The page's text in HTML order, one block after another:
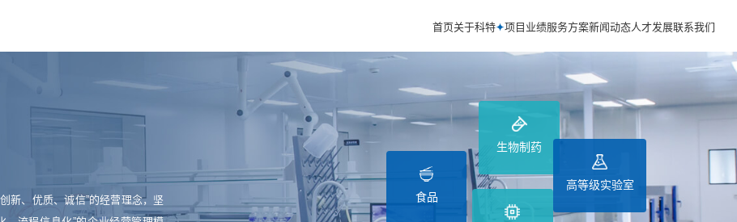
首页关于科特 项目业绩服务方案新闻动态人才发展联系我们
新、优质、诚信”的经营理念，坚
生物制药
高等级实验室
食品